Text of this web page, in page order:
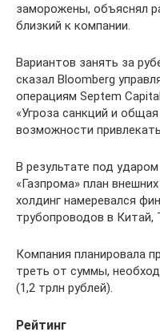
заморожены, объяснял
близкий к компании.
Вариантов занять за
сказал Bloomberg
операциям Septem
«Угроза санкций и
возможности
В результате под
«Газпрома» план
холдинг намеревался
трубопроводов в Китай,
Компания планировала
треть от суммы,
(1,2 трлн рублей).
Рейтинг